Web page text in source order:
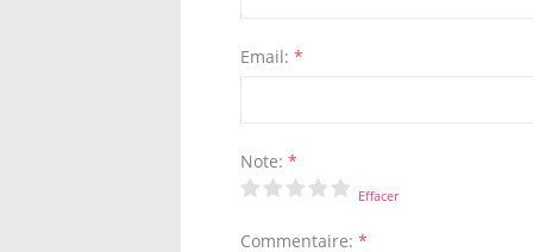
Email: *
Note: *
Effacer
Commentaire: *